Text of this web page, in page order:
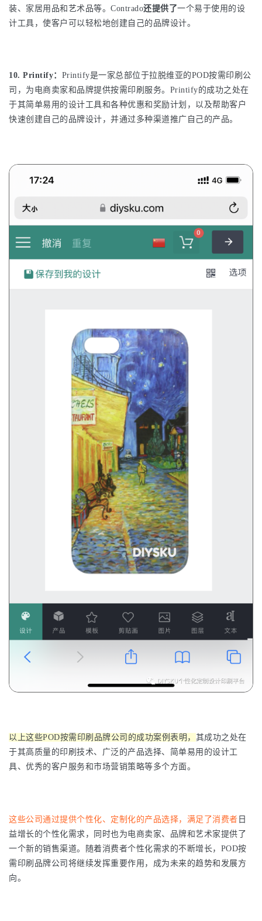
装、家居用品和艺术品等。Contrado还提供了一个易于使用的设
计工具，使客户可以轻松地创建自己的品牌设计。
10. Printify： Printify是一家总部位于拉脱维亚的POD按需印刷公
司，为电商卖家和品牌提供按需印刷服务。Printify的成功之处在
于其简单易用的设计工具和各种优惠和奖励计划，以及帮助客户
快速创建自己的品牌设计，并通过多种渠道推广自己的产品。
以上这些POD按需印刷品牌公司的成功案例表明， 其成功之处在
于其高质量的印刷技术、广泛的产品选择、简单易用的设计工
具、优秀的客户服务和市场营销策略等多个方面。
这些公司通过提供个性化、定制化的产品选择，满足了消费者 日
益增长的个性化需求，同时也为电商卖家、品牌和艺术家提供了
一个新的销售渠道。随着消费者个性化需求的不断增长，POD按
需印刷品牌公司将继续发挥重要作用，成为未来的趋势和发展方
向。